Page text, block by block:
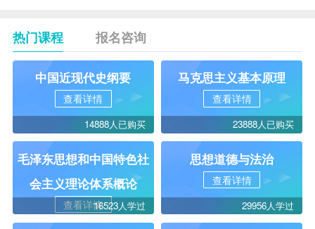
热门课程 报名咨询
中国近现代史纲要
查看详情
14888人已购买
马克思主义基本原理
查看详情
23888人已购买
毛泽东思想和中国特色社
会主义理论体系概论
查看详情16523人学过
思想道德与法治
查看详情
29956人学过